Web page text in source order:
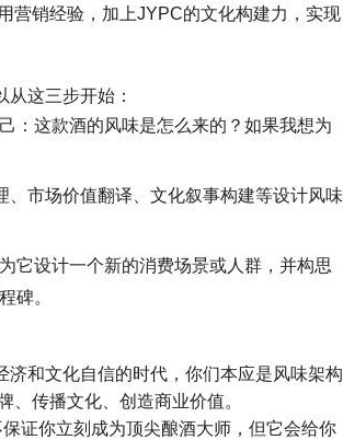
营销经验，加上JYPC的文化构建力，实现
这三步开始：
：这款酒的风味是怎么来的？如果我想为
、市场价值翻译、文化叙事构建等设计风味
它设计一个新的消费场景或人群，并构思
碑。
和文化自信的时代，你们本应是风味架构
传播文化、创造商业价值。
证你立刻成为顶尖酿酒大师，但它会给你